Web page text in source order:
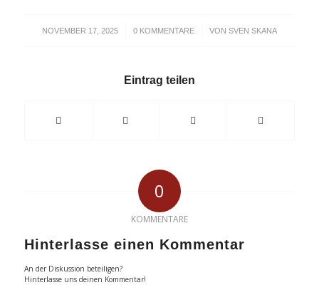
NOVEMBER 17, 2025
/ 0 KOMMENTARE
/ VON SVEN SKANA
Eintrag teilen
0
KOMMENTARE
Hinterlasse einen Kommentar
An der Diskussion beteiligen?
Hinterlasse uns deinen Kommentar!